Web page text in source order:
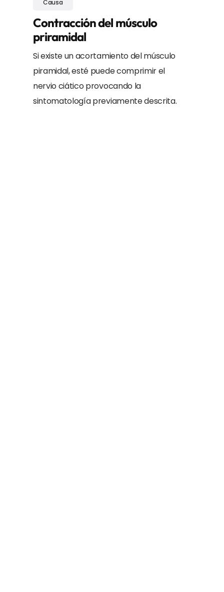
Causa
Contracción del músculo
priramidal
Si existe un acortamiento del músculo
piramidal, esté puede comprimir el
nervio ciático provocando la
sintomatología previamente descrita.